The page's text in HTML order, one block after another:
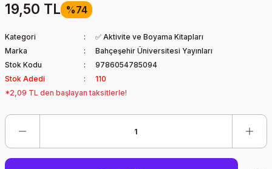
19,50 TL %74
Kategori
✅ Aktivite ve Boyama Kitapları
Marka
Bahçeşehir Üniversitesi Yayınları
Stok Kodu
9786054785094
Stok Adedi
110
*2,09 TL den başlayan taksitlerle!